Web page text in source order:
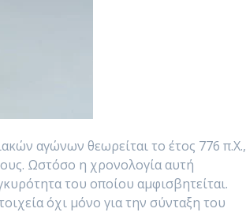
αγώνων θεωρείται το έτος 776 π.Χ.,
Ωστόσο η χρονολογία αυτή
του οποίου αμφισβητείται.
όχι μόνο για την σύνταξη του